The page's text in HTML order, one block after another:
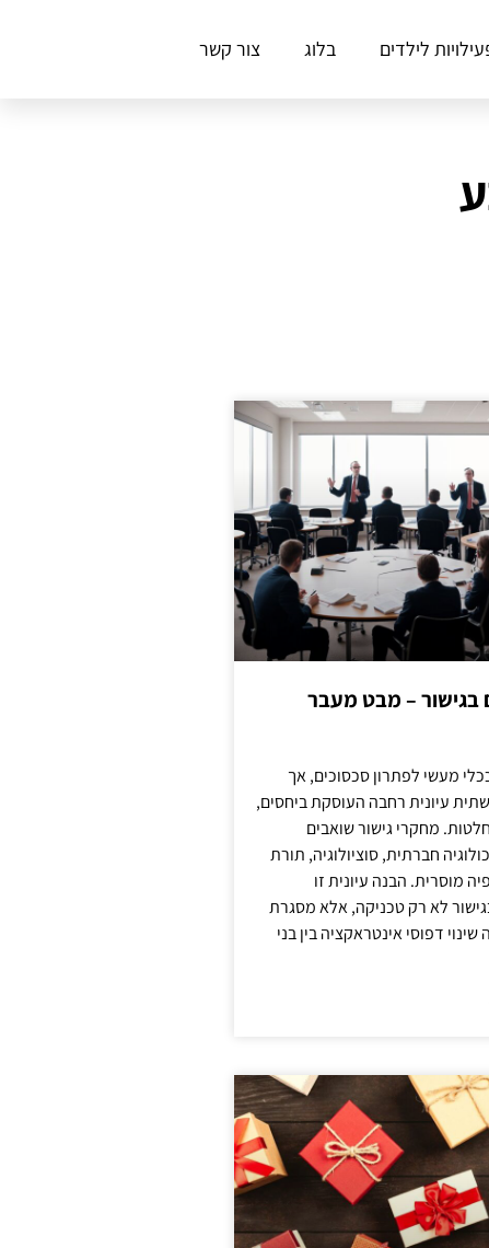
לילדים בלוג צור קשר
בגישור – מבט מעבר
מעשי לפתרון סכסוכים, אך
עיונית רחבה העוסקת ביחסים,
מחקרי גישור שואבים
חברתית, סוציולוגיה, תורת
מוסרית. הבנה עיונית זו
לא רק טכניקה, אלא מסגרת
דפוסי אינטראקציה בין בני